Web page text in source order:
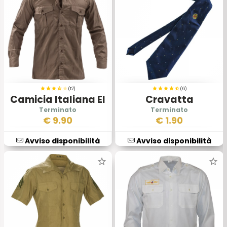
(12)
Camicia Italiana EI
Originale con
Pettorina
€ 9.90
Avviso disponibilità
(6)
Cravatta
Reggimentale
€ 1.90
Avviso disponibilità